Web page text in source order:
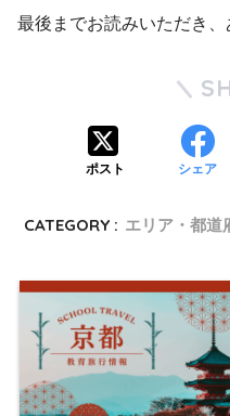
最後までお読みいただき、
ポスト シェア
CATEGORY : エリア・都道